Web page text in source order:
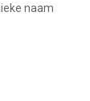
naam